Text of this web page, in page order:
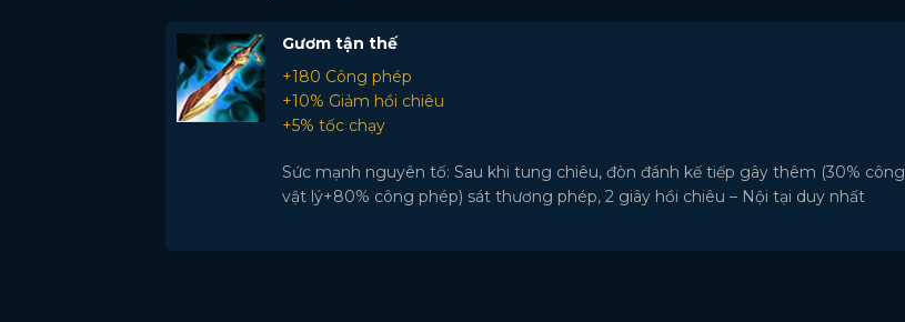
Gươm tận thế
+180 Công phép
+10% Giảm hồi chiêu
+5% tốc chạy
Sức mạnh nguyên tố: Sau khi tung chiêu, đòn đánh kế tiếp gây thêm (30% công
vật lý+80% công phép) sát thương phép, 2 giây hồi chiêu – Nội tại duy nhất